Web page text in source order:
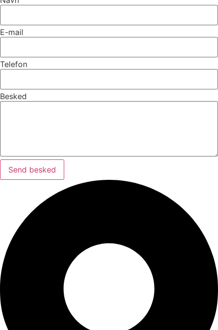
E-mail
Telefon
Besked
Send besked